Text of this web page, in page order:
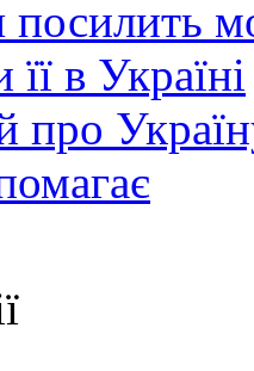
в Україні
про